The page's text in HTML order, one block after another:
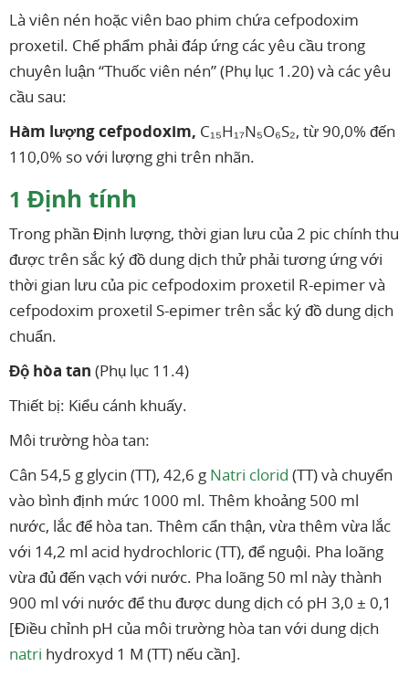
Là viên nén hoặc viên bao phim chứa cefpodoxim
proxetil. Chế phẩm phải đáp ứng các yêu cầu trong
chuyên luận “Thuốc viên nén” (Phụ lục 1.20) và các yêu
cầu sau:
Hàm lượng cefpodoxim, C₁₅H₁₇N₅O₆S₂, từ 90,0% đến
110,0% so với lượng ghi trên nhãn.
1 Định tính
Trong phần Định lượng, thời gian lưu của 2 pic chính thu
được trên sắc ký đồ dung dịch thử phải tương ứng với
thời gian lưu của pic cefpodoxim proxetil R-epimer và
cefpodoxim proxetil S-epimer trên sắc ký đồ dung dịch
chuẩn.
Độ hòa tan (Phụ lục 11.4)
Thiết bị: Kiểu cánh khuấy.
Môi trường hòa tan:
Cân 54,5 g glycin (TT), 42,6 g Natri clorid (TT) và chuyển
vào bình định mức 1000 ml. Thêm khoảng 500 ml
nước, lắc để hòa tan. Thêm cẩn thận, vừa thêm vừa lắc
với 14,2 ml acid hydrochloric (TT), để nguội. Pha loãng
vừa đủ đến vạch với nước. Pha loãng 50 ml này thành
900 ml với nước để thu được dung dịch có pH 3,0 ± 0,1
[Điều chỉnh pH của môi trường hòa tan với dung dịch
natri hydroxyd 1 M (TT) nếu cần].